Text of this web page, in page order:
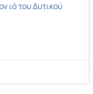
ιό του Δυτικού